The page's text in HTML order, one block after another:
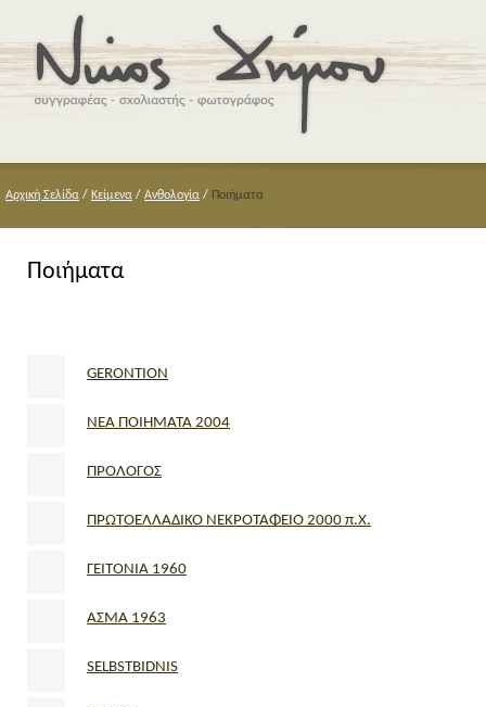
Αρχική Σελίδα / Κείμενα / Ανθολογία / Ποιήματα
Ποιήματα
GERONTION
NEA ΠΟΙΗΜΑΤΑ 2004
ΠΡΟΛΟΓΟΣ
ΠΡΩΤΟΕΛΛΑΔΙΚΟ ΝΕΚΡΟΤΑΦΕΙΟ 2000 π.Χ.
ΓΕΙΤΟΝΙΑ 1960
ΑΣΜΑ 1963
SELBSTBIDNIS